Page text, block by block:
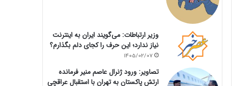
وزیر ارتباطات: می‌گویند ایران به اینترنت
نیاز ندارد؛ این حرف را کجای دلم بگذارم؟
1405/02/07
تصاویر: ورود ژنرال عاصم منیر فرمانده
ارتش پاکستان به تهران با استقبال عراقچی